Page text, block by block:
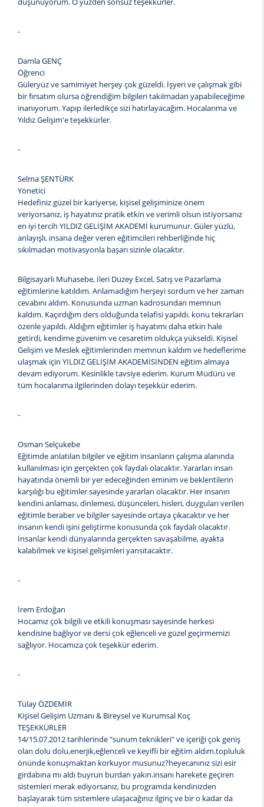
-
Damla GENÇ
Öğrenci
Güleryüz ve samimiyet herşey çok güzeldi. İşyeri ve çalışmak gibi
bir fırsatım olursa öğrendiğim bilgileri takılmadan yapabileceğime
inanıyorum. Yapıp ilerledikçe sizi hatırlayacağım. Hocalarıma ve
Yıldız Gelişim'e teşekkürler.
-
Selma ŞENTÜRK
Yönetici
Hedefiniz güzel bir kariyerse, kişisel gelişiminize önem
veriyorsanız, iş hayatınız pratik etkin ve verimli olsun istiyorsanız
en iyi tercih YILDIZ GELİŞİM AKADEMİ kurumunur. Güler yüzlü,
anlayışlı, insana değer veren eğitimcileri rehberliğinde hiç
sıkılmadan motivasyonla başarı sizinle olacaktır.
Bilgisayarlı Muhasebe, İleri Düzey Excel, Satış ve Pazarlama
eğitimlerine katıldım. Anlamadığım herşeyi sordum ve her zaman
cevabını aldım. Konusunda uzman kadrosundan memnun
kaldım. Kaçırdığım ders olduğunda telafisi yapıldı. konu tekrarları
özenle yapıldı. Aldığım eğitimler iş hayatımı daha etkin hale
getirdi, kendime güvenim ve cesaretim oldukça yükseldi. Kişisel
Gelişim ve Meslek eğitimlerinden memnun kaldım ve hedeflerime
ulaşmak için YILDIZ GELİŞİM AKADEMİSİNDEN eğitim almaya
devam ediyorum. Kesinlikle tavsiye ederim. Kurum Müdürü ve
tüm hocalarıma ilgilerinden dolayı teşekkür ederim.
-
Osman Selçukebe
Eğitimde anlatılan bilgiler ve eğitim insanların çalışma alanında
kullanılması için gerçekten çok faydalı olacaktır. Yararları insan
hayatında önemli bir yer edeceğinden eminim ve beklentilerin
karşılığı bu eğitimler sayesinde yararları olacaktır. Her insanın
kendini anlaması, dinlemesi, düşünceleri, hisleri, duyguları verilen
eğitimle beraber ve bilgiler sayesinde ortaya çıkacaktır ve her
insanın kendi işini geliştirme konusunda çok faydalı olacaktır.
İnsanlar kendi dünyalarında gerçekten savaşabilme, ayakta
kalabilmek ve kişisel gelişimleri yansıtacaktır.
-
İrem Erdoğan
Hocamız çok bilgili ve etkili konuşması sayesinde herkesi
kendisine bağlıyor ve dersi çok eğlenceli ve güzel geçirmemizi
sağlıyor. Hocamıza çok teşekkür ederim.
-
Tülay ÖZDEMİR
Kişisel Gelişim Uzmanı & Bireysel ve Kurumsal Koç
TEŞEKKÜRLER
14/15.07.2012 tarihlerinde "sunum teknikleri" ve içeriği çok geniş
olan dolu dolu,enerjik,eğlenceli ve keyifli bir eğitim aldım.topluluk
önünde konuşmaktan korkuyor musunuz?heyecanınız sizi esir
girdabına mı aldı buyrun burdan yakın.insanı harekete geçiren
sistemleri merak ediyorsanız, bu programda kendinizden
başlayarak tüm sistemlere ulaşacağınız ilginç ve bir o kadar da